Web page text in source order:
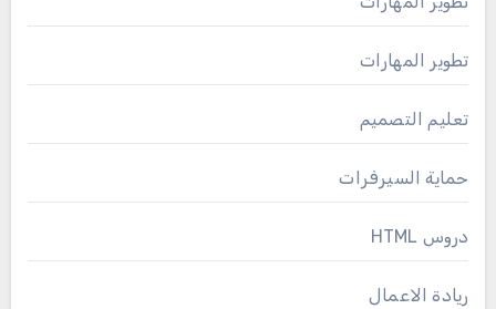
تطوير المهارات
تعليم التصميم
حماية السيرفرات
دروس HTML
ريادة الاعمال